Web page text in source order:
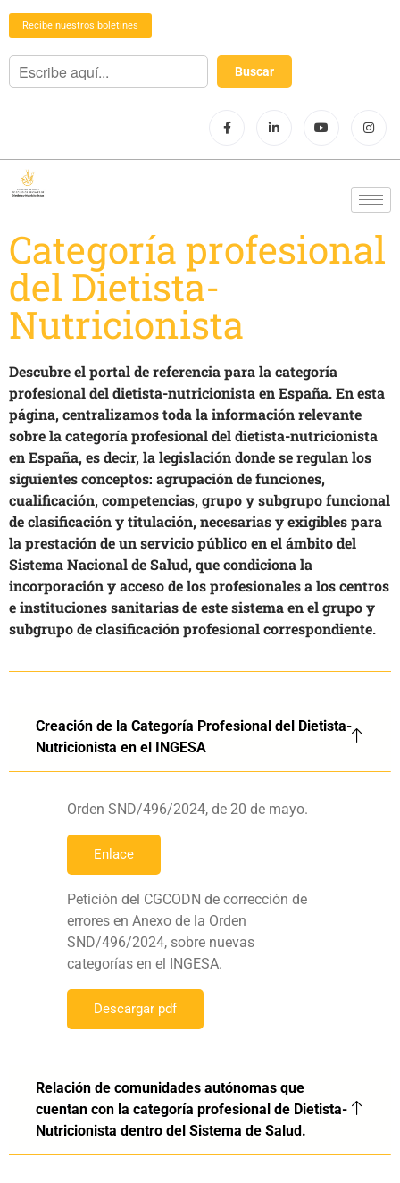
Recibe nuestros boletines
Categoría profesional
del Dietista-
Nutricionista
Descubre el portal de referencia para la categoría
profesional del dietista-nutricionista en España. En esta
página, centralizamos toda la información relevante
sobre la categoría profesional del dietista-nutricionista
en España, es decir, la legislación donde se regulan los
siguientes conceptos: agrupación de funciones,
cualificación, competencias, grupo y subgrupo funcional
de clasificación y titulación, necesarias y exigibles para
la prestación de un servicio público en el ámbito del
Sistema Nacional de Salud, que condiciona la
incorporación y acceso de los profesionales a los centros
e instituciones sanitarias de este sistema en el grupo y
subgrupo de clasificación profesional correspondiente.
Creación de la Categoría Profesional del Dietista-
Nutricionista en el INGESA
Orden SND/496/2024, de 20 de mayo.
Enlace
Petición del CGCODN de corrección de
errores en Anexo de la Orden
SND/496/2024, sobre nuevas
categorías en el INGESA.
Descargar pdf
Relación de comunidades autónomas que
cuentan con la categoría profesional de Dietista-
Nutricionista dentro del Sistema de Salud.